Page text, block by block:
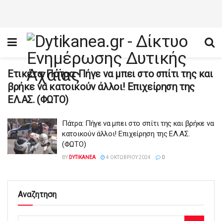
Ετικέτα:Πάτρα: Πήγε να μπει στο σπίτι της και
βρήκε να κατοικούν άλλοι! Επιχείρηση της
ΕΛ.ΑΣ. (ΦΩΤΟ)
Πάτρα: Πήγε να μπει στο σπίτι της και βρήκε να
κατοικούν άλλοι! Επιχείρηση της ΕΛ.ΑΣ.
(ΦΩΤΟ)
BY DYTIKANEA 4 ΟΚΤΩΒΡΊΟΥ 2024 0
Αναζητηση